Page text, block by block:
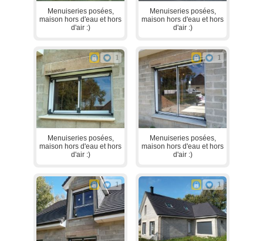
Menuiseries posées,
maison hors d'eau et hors
d'air :)
Menuiseries posées,
maison hors d'eau et hors
d'air :)
1
Menuiseries posées,
maison hors d'eau et hors
d'air :)
1
Menuiseries posées,
maison hors d'eau et hors
d'air :)
1 1